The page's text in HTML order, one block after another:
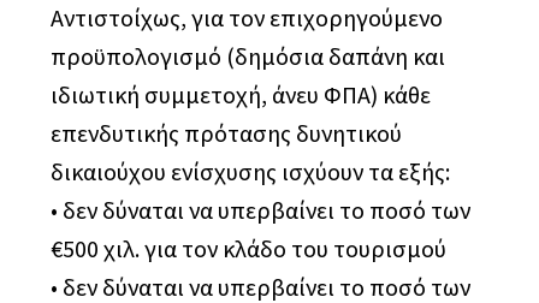
Αντιστοίχως, για τον επιχορηγούμενο
προϋπολογισμό (δημόσια δαπάνη και
ιδιωτική συμμετοχή, άνευ ΦΠΑ) κάθε
επενδυτικής πρότασης δυνητικού
δικαιούχου ενίσχυσης ισχύουν τα εξής:
• δεν δύναται να υπερβαίνει το ποσό των
€500 χιλ. για τον κλάδο του τουρισμού
• δεν δύναται να υπερβαίνει το ποσό των